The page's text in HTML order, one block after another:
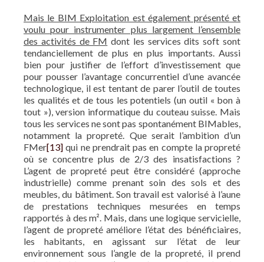
Mais le BIM Exploitation est également présenté et
voulu pour instrumenter plus largement l’ensemble
des activités de FM dont les services dits soft sont
tendanciellement de plus en plus importants. Aussi
bien pour justifier de l’effort d’investissement que
pour pousser l’avantage concurrentiel d’une avancée
technologique, il est tentant de parer l’outil de toutes
les qualités et de tous les potentiels (un outil « bon à
tout »), version informatique du couteau suisse. Mais
tous les services ne sont pas spontanément BIMables,
notamment la propreté. Que serait l’ambition d’un
FMer[13] qui ne prendrait pas en compte la propreté
où se concentre plus de 2/3 des insatisfactions ?
L’agent de propreté peut être considéré (approche
industrielle) comme prenant soin des sols et des
meubles, du bâtiment. Son travail est valorisé à l’aune
de prestations techniques mesurées en temps
rapportés à des m². Mais, dans une logique servicielle,
l’agent de propreté améliore l’état des bénéficiaires,
les habitants, en agissant sur l’état de leur
environnement sous l’angle de la propreté, il prend